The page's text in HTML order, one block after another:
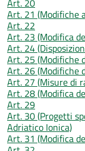
Art. 21 (Modifiche
Art. 22
Art. 23 (Modifica
Art. 24
Art. 25 (Modifiche
Art. 26 (Modifiche
Art. 27 (Misure di
Art. 28 (Modifica
Art. 29
Art. 30 (Progetti
Adriatico Ionica)
Art. 31 (Modifica